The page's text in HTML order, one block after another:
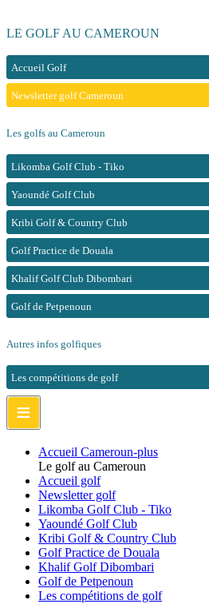
LE GOLF AU CAMEROUN
Accueil Golf
Newsletter golf Cameroun
Les golfs au Cameroun
Likomba Golf Club - Tiko
Yaoundé Golf Club
Kribi Golf & Country Club
Golf Practice de Douala
Khalif Golf Club Dibombari
Golf de Petpenoun
Autres infos golfiques
Les compétitions de golf
≡
Accueil Cameroun-plus
Le golf au Cameroun
Accueil golf
Newsletter golf
Likomba Golf Club - Tiko
Yaoundé Golf Club
Kribi Golf & Country Club
Golf Practice de Douala
Khalif Golf Dibombari
Golf de Petpenoun
Les compétitions de golf